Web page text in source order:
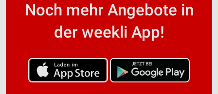
Noch mehr Angebote in
der weekli App!